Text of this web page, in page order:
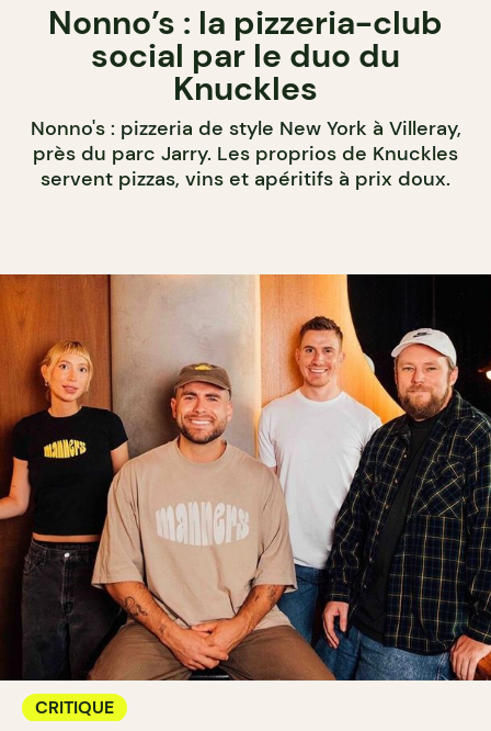
Nonno’s : la pizzeria-club
social par le duo du
Knuckles
Nonno's : pizzeria de style New York à Villeray,
près du parc Jarry. Les proprios de Knuckles
servent pizzas, vins et apéritifs à prix doux.
CRITIQUE